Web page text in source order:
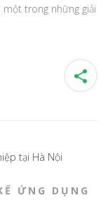
trong những giải
ỨNG DỤNG